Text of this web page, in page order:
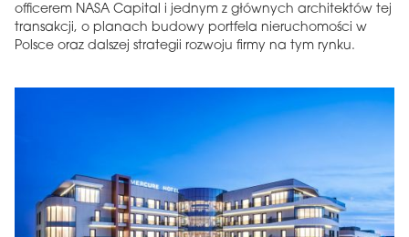
officerem NASA Capital i jednym z głównych architektów tej
transakcji, o planach budowy portfela nieruchomości w
Polsce oraz dalszej strategii rozwoju firmy na tym rynku.